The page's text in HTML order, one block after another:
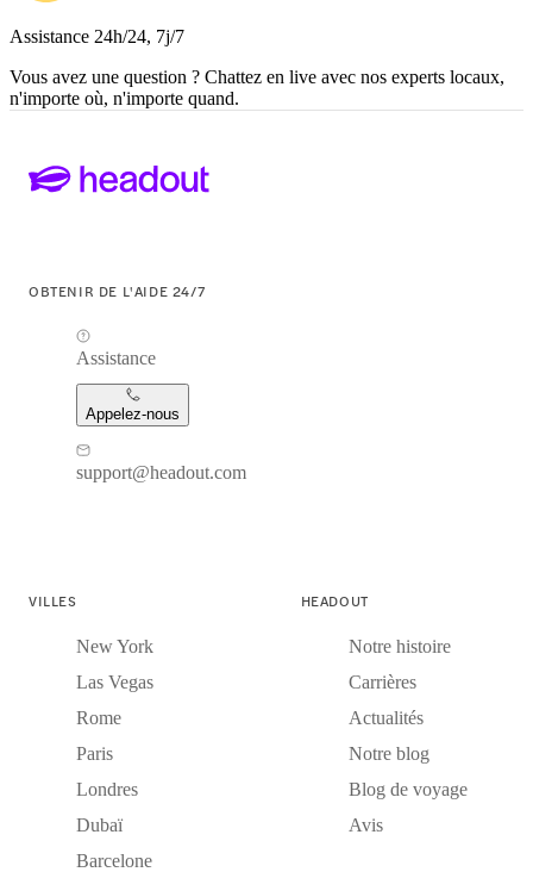
Assistance 24h/24, 7j/7
Vous avez une question ? Chattez en live avec nos experts locaux,
n'importe où, n'importe quand.
OBTENIR DE L'AIDE 24/7
Assistance
Appelez-nous
support@headout.com
VILLES
New York
Las Vegas
Rome
Paris
Londres
Dubaï
Barcelone
HEADOUT
Notre histoire
Carrières
Actualités
Notre blog
Blog de voyage
Avis